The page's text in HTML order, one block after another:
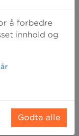
å forbedre
innhold og
Godta alle